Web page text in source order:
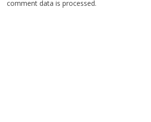
comment data is processed.